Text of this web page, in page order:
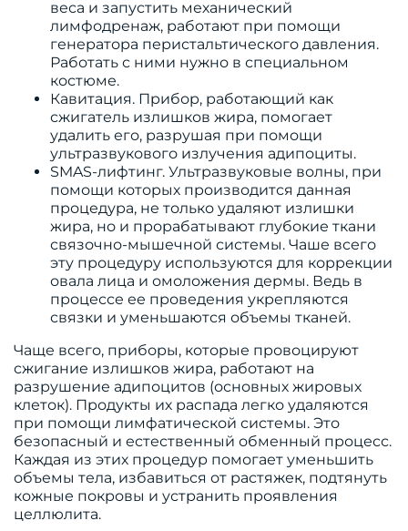
веса и запустить механический
лимфодренаж, работают при помощи
генератора перистальтического давления.
Работать с ними нужно в специальном
костюме.
Кавитация. Прибор, работающий как
сжигатель излишков жира, помогает
удалить его, разрушая при помощи
ультразвукового излучения адипоциты.
SMAS-лифтинг. Ультразвуковые волны, при
помощи которых производится данная
процедура, не только удаляют излишки
жира, но и прорабатывают глубокие ткани
связочно-мышечной системы. Чаше всего
эту процедуру используются для коррекции
овала лица и омоложения дермы. Ведь в
процессе ее проведения укрепляются
связки и уменьшаются объемы тканей.
Чаще всего, приборы, которые провоцируют
сжигание излишков жира, работают на
разрушение адипоцитов (основных жировых
клеток). Продукты их распада легко удаляются
при помощи лимфатической системы. Это
безопасный и естественный обменный процесс.
Каждая из этих процедур помогает уменьшить
объемы тела, избавиться от растяжек, подтянуть
кожные покровы и устранить проявления
целлюлита.